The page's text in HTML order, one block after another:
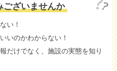
ございませんか
い！
いのかわからない！
だけでなく、施設の実態を知り